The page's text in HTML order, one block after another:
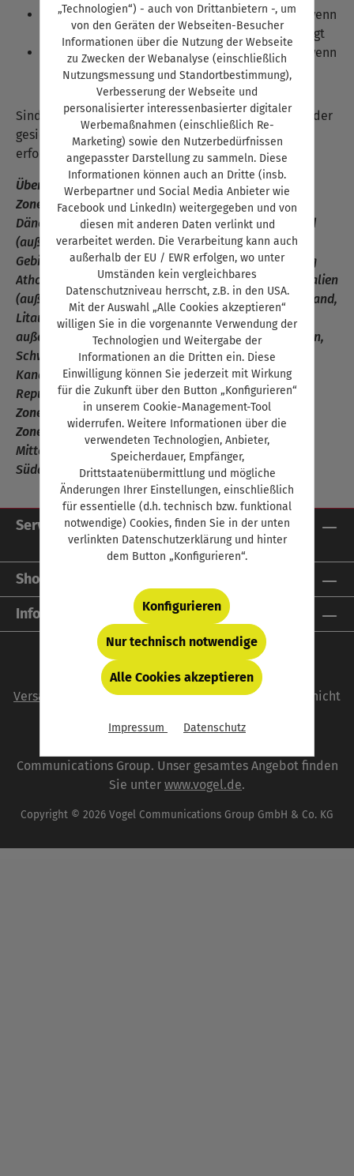
Versandkostenanteil je Bestellung 20,00 Euro, wenn
das Gewicht der Sendung weniger als 2 kg beträgt
Versandkostenanteil je Bestellung 50,00 Euro, wenn
das Gewicht der Sendung mehr als 2 kg beträgt
Sind besondere Arten des Versands – wie Luftpost oder
gesicherter Versand – notwendig oder gewünscht,
erfolgt eine gesonderte Berechnung.
Übersicht Ländergruppen:
Zone 2:
Europäische Union – Belgien, Bulgarien,
Dänemark (außer Färöer, Grönland), Estland, Finnland
(außer Ålandinseln), Frankreich (außer überseeische
Gebiete und Departements), Griechenland (außer Berg
Athos), Großbritannien (außer Kanalinseln), Irland, Italien
(außer Livigno und Campione d’Italia), Kroatien, Lettland,
Litauen, Luxemburg, Malta, Niederlande (außer
außereuropäische Gebiete), Polen, Portugal, Rumänien,
Schweden, Slowakei, Slowenien, Spanien (außer
Kanarische Inseln, Ceuta und Melilla), Tschechische
Republik, Ungarn, Zypern (Republik, außer Nordteil)
Zone 3:
Restliches Europa
Zone 4:
Nordamerika,
Mittelamerika, Lateinamerika, Nordafrika, Mittel- u.
Südafrika, Naher Osten, Asien, Australien, Ozeanien
Service-Hotline
Shop Service
Informationen
Alle Preise inkl. gesetzl. Mehrwertsteuer zzgl.
Versandkosten
und ggf. Nachnahmegebühren, wenn nicht
Communications Group. Unser gesamtes Angebot finden
Sie unter www.vogel.de.
Copyright © 2026 Vogel Communications Group GmbH & Co. KG
„Technologien“) - auch von Drittanbietern -, um
von den Geräten der Webseiten-Besucher
Informationen über die Nutzung der Webseite
zu Zwecken der Webanalyse (einschließlich
Nutzungsmessung und Standortbestimmung),
Verbesserung der Webseite und
personalisierter interessenbasierter digitaler
Werbemaßnahmen (einschließlich Re-
Marketing) sowie den Nutzerbedürfnissen
angepasster Darstellung zu sammeln. Diese
Informationen können auch an Dritte (insb.
Werbepartner und Social Media Anbieter wie
Facebook und LinkedIn) weitergegeben und von
diesen mit anderen Daten verlinkt und
verarbeitet werden. Die Verarbeitung kann auch
außerhalb der EU / EWR erfolgen, wo unter
Umständen kein vergleichbares
Datenschutzniveau herrscht, z.B. in den USA.
Mit der Auswahl „Alle Cookies akzeptieren“
willigen Sie in die vorgenannte Verwendung der
Technologien und Weitergabe der
Informationen an die Dritten ein. Diese
Einwilligung können Sie jederzeit mit Wirkung
für die Zukunft über den Button „Konfigurieren“
in unserem Cookie-Management-Tool
widerrufen. Weitere Informationen über die
verwendeten Technologien, Anbieter,
Speicherdauer, Empfänger,
Drittstaatenübermittlung und mögliche
Änderungen Ihrer Einstellungen, einschließlich
für essentielle (d.h. technisch bzw. funktional
notwendige) Cookies, finden Sie in der unten
verlinkten Datenschutzerklärung und hinter
dem Button „Konfigurieren“.
Nur technisch notwendige
Konfigurieren
Alle Cookies akzeptieren
Impressum Datenschutz